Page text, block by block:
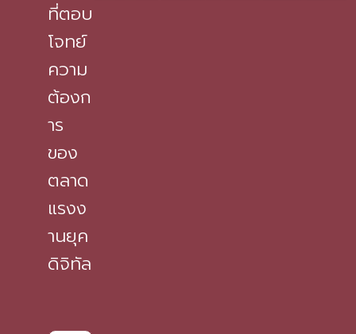
ที่ตอบ
โจทย์
ความ
ต้องก
าร
ของ
ตลาด
แรงง
านยุค
ดิจิทัล